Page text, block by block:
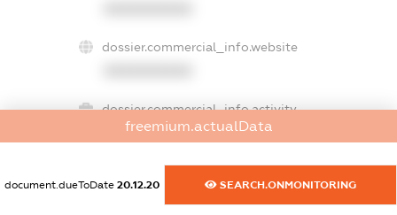
dossier.commercial_info.website
dossier.commercial_info.activity
XXXXXXXXXX
freemium.actualData
document.dueToDate 20.12.20 SEARCH.ONMONITORING